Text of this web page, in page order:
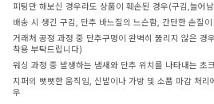
피팅만 해보신 경우라도 상품이 훼손된 경우(구김,늘어
배송 시 생긴 구김, 단추 바느질의 느슨함, 간단한 손질
거래처 공정 과정 중 단추구멍이 완벽히 뚫리지 않은 경
착용 부탁드립니다)
워싱 과정 중 발생하는 냄새와 단추 위치를 나타내는 초
지퍼의 뻣뻣한 움직임, 신발이나 가방 및 소품 마감 처
우